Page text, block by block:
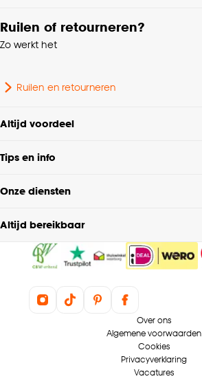
Ruilen of retourneren?
Zo werkt het
Ruilen en retourneren
Altijd voordeel
Tips en info
Onze diensten
Altijd bereikbaar
Over ons
Algemene voorwaarden
Cookies
Privacyverklaring
Vacatures